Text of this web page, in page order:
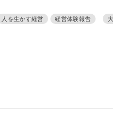
人を生かす経営 経営体験報告